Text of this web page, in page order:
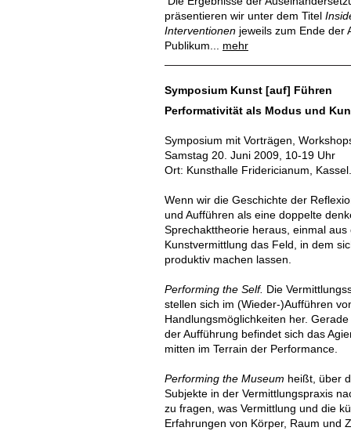
präsentieren wir unter dem Titel
Interventionen jeweils zum Ende der
Publikum... mehr
Symposium Kunst [auf] Führen
Performativität als Modus und
Symposium mit Vorträgen,
Samstag 20. Juni 2009, 10-19 Uhr
Ort: Kunsthalle Fridericianum, Kassel.
Wenn wir die Geschichte der
und Aufführen als eine doppelte
Sprechakttheorie heraus, einmal
Kunstvermittlung das Feld, in dem
produktiv machen lassen.
Performing the Self. Die
stellen sich im (Wieder-)Aufführen
Handlungsmöglichkeiten her.
der Aufführung befindet sich das
mitten im Terrain der Performance.
Performing the Museum heißt, über
Subjekte in der Vermittlungspraxis
zu fragen, was Vermittlung und die
Erfahrungen von Körper, Raum und